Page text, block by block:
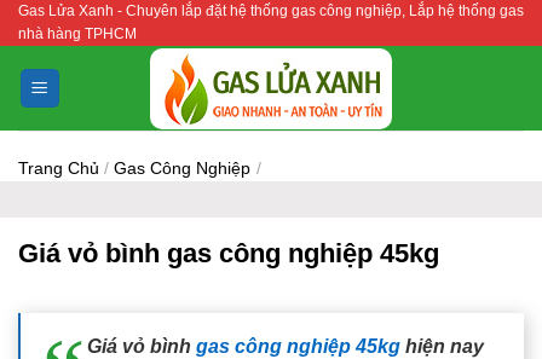
Bỏ
qua
nội
dung
Gas Lửa Xanh - Chuyên lắp đặt hệ thống gas công nghiệp, Lắp hệ thống gas
nhà hàng TPHCM
Trang Chủ / Gas Công Nghiệp /
Giá vỏ bình gas công nghiệp 45kg
Giá vỏ bình gas công nghiệp 45kg hiện nay